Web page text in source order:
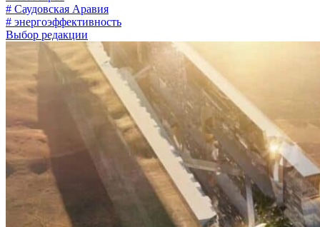
# Саудовская Аравия
# энергоэффективность
Выбор редакции